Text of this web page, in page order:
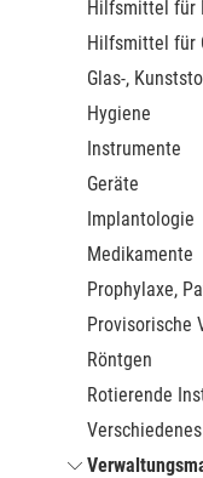
Hilfsmittel für
Hilfsmittel für
Glas-,
Hygiene
Instrumente
Geräte
Implantologie
Medikamente
Prophylaxe,
Provisorische
Röntgen
Rotierende
Verschiedenes